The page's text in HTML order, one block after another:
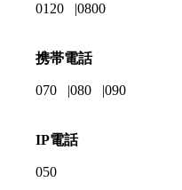
0120 0800
携帯電話
070 080 090
IP電話
050